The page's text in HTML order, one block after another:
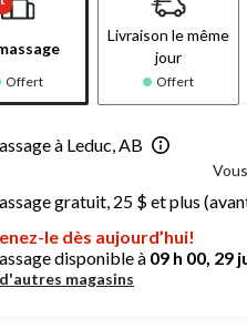
Offert
Livraison le même
jour
Offert
à Leduc, AB
gratuit, 25 $ et plus
le dès aujourd’hui!
disponible à 09 h 00, 29
magasins